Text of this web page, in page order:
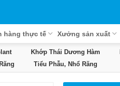
hàng thực tế Xưởng sản xuất
Khớp Thái Dương Hàm
Tiểu Phẫu, Nhổ Răng